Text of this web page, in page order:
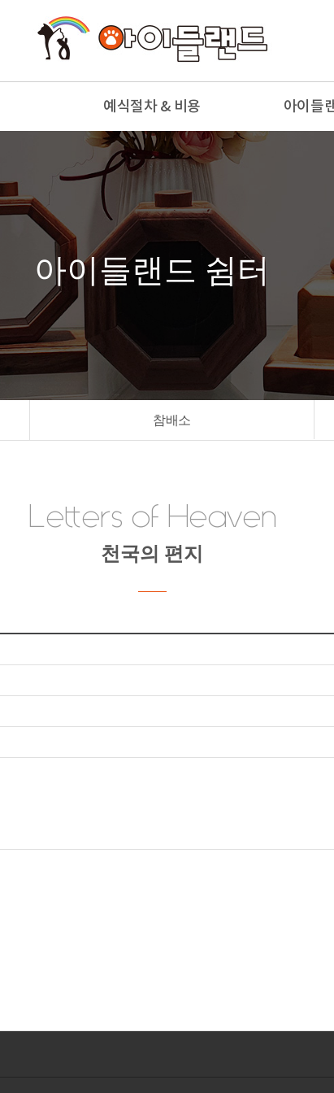
예식절차 & 비용
예식절차
예식용품
아이들
아이들랜드 쉼터
참배소
Letters of Heaven
천국의 편지